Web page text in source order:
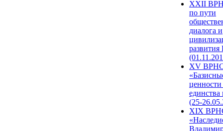
XXII
по пути
диалога и
развития
XV
единства
(25-
XIX